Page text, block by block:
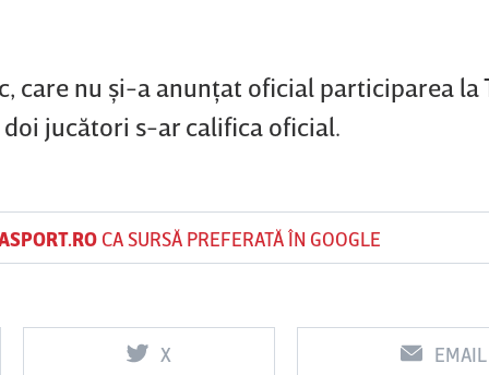
care nu şi-a anunţat oficial participarea la
jucători s-ar califica oficial.
CA SURSĂ PREFERATĂ ÎN GOOGLE
X EMAIL